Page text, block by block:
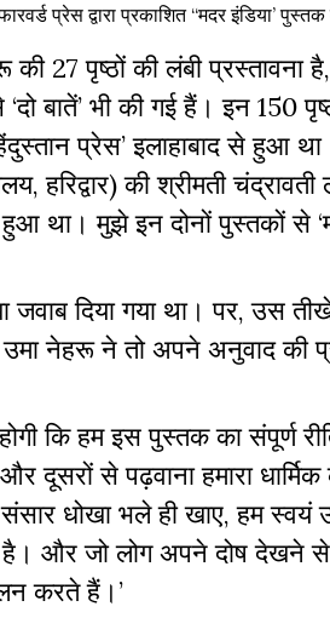
प्रेस द्वारा प्रकाशित “मदर इंडिया’
की 27 पृष्ठों की लंबी प्रस्तावना है
‘दो बातें’ भी की गई हैं। इन 150
प्रेस’इलाहाबाद से हुआ
,हरिद्वार) की श्रीमती
था। मुझे इन दोनों पुस्तकों से ‘
जवाब दिया गया था। पर,उस
नेहरू ने तो अपने अनुवाद की
कि हम इस पुस्तक का संपूर्ण
दूसरों से पढ़वाना हमारा
धोखा भले ही खाए,हम स्वयं
है। और जो लोग अपने दोष देखने
करते हैं। ’